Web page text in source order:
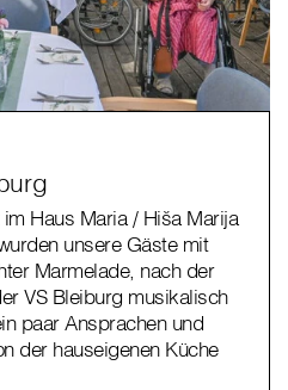
Haus Maria / Hiša Marija
unsere Gäste mit
Marmelade, nach der
VS Bleiburg musikalisch
paar Ansprachen und
der hauseigenen Küche